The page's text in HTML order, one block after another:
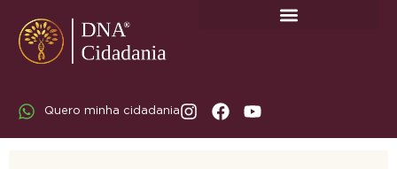
Quero minha cidadania